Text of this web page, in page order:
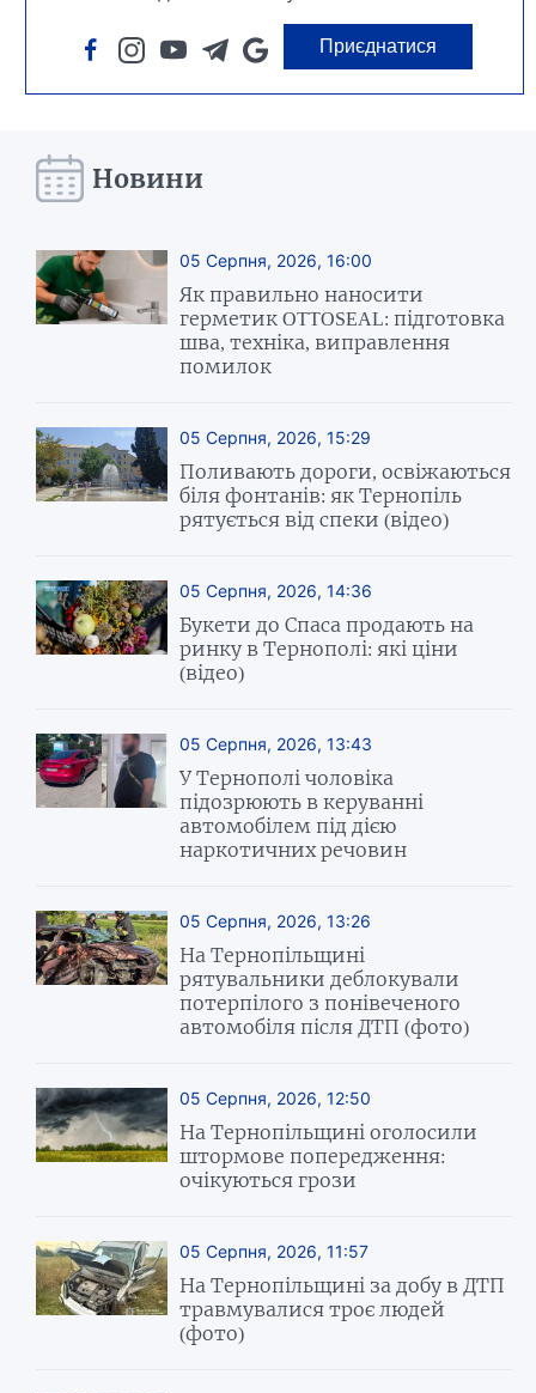
Приєднатися
Новини
05 Серпня, 2026, 16:00
Як правильно наносити
герметик OTTOSEAL: підготовка
шва, техніка, виправлення
помилок
05 Серпня, 2026, 15:29
Поливають дороги, освіжаються
біля фонтанів: як Тернопіль
рятується від спеки (відео)
05 Серпня, 2026, 14:36
Букети до Спаса продають на
ринку в Тернополі: які ціни
(відео)
05 Серпня, 2026, 13:43
У Тернополі чоловіка
підозрюють в керуванні
автомобілем під дією
наркотичних речовин
05 Серпня, 2026, 13:26
На Тернопільщині
рятувальники деблокували
потерпілого з понівеченого
автомобіля після ДТП (фото)
05 Серпня, 2026, 12:50
На Тернопільщині оголосили
штормове попередження:
очікуються грози
05 Серпня, 2026, 11:57
На Тернопільщині за добу в ДТП
травмувалися троє людей
(фото)